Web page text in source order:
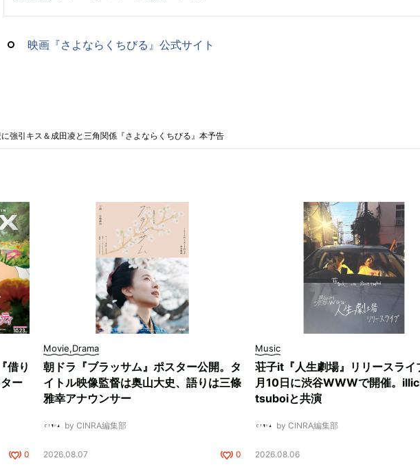
映画『さよならくちびる』公式サイト
強引キス＆成田凌と三角関係『さよならくちびる』本予告
借り
ー
0
Movie,Drama
朝ドラ『ブラッサム』ポスター公開。タ
イトル映像監督は奥山大史、語りは三條
雅幸アナウンサー
by CINRA編集部
2026.08.07 0
Music
荘子it『人生劇場』リリースライ
月10日に渋谷WWWで開催。
tsuboiと共演
by CINRA編集部
2026.08.06